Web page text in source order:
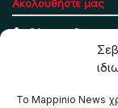
Το Mappinio News
Ακολουθήστε μας